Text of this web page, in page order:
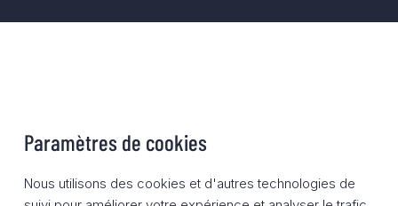
Paramètres de cookies
Nous utilisons des cookies et d'autres technologies de